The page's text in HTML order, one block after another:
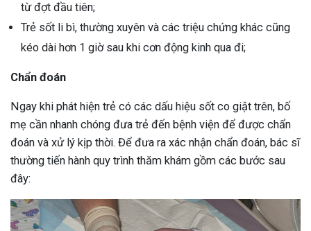
từ đợt đầu tiên;
Trẻ sốt li bì, thường xuyên và các triệu chứng khác cũng
kéo dài hơn 1 giờ sau khi cơn động kinh qua đi;
Chẩn đoán
Ngay khi phát hiện trẻ có các dấu hiệu sốt co giật trên, bố
mẹ cần nhanh chóng đưa trẻ đến bệnh viện để được chẩn
đoán và xử lý kịp thời. Để đưa ra xác nhận chẩn đoán, bác sĩ
thường tiến hành quy trình thăm khám gồm các bước sau
đây: